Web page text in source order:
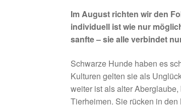
Im August richten wir den
individuell ist wie nur
sanfte – sie alle verbindet
Schwarze Hunde haben es
Kulturen gelten sie als
weiter ist als alter
Tierheimen. Sie rücken in